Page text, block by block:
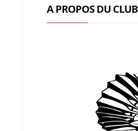
A PROPOS DU CLUB